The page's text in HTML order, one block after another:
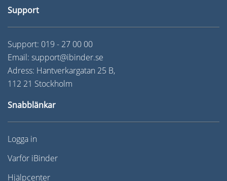
Support
Support: 019 - 27 00 00
Email: support@ibinder.se
Adress: Hantverkargatan 25 B,
112 21 Stockholm
Snabblänkar
Logga in
Varför iBinder
Hjälpcenter